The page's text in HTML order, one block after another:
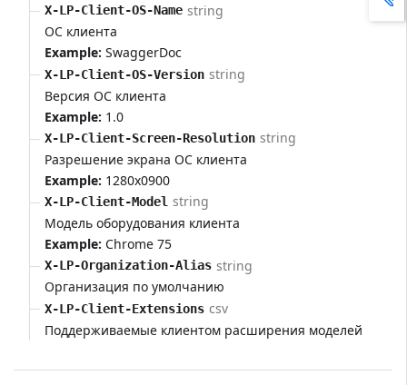
X-LP-Client-OS-Name string
ОС клиента
Example: SwaggerDoc
X-LP-Client-OS-Version string
Версия ОС клиента
Example: 1.0
X-LP-Client-Screen-Resolution string
Разрешение экрана ОС клиента
Example: 1280x0900
X-LP-Client-Model string
Модель оборудования клиента
Example: Chrome 75
X-LP-Organization-Alias string
Организация по умолчанию
X-LP-Client-Extensions csv
Поддерживаемые клиентом расширения моделей